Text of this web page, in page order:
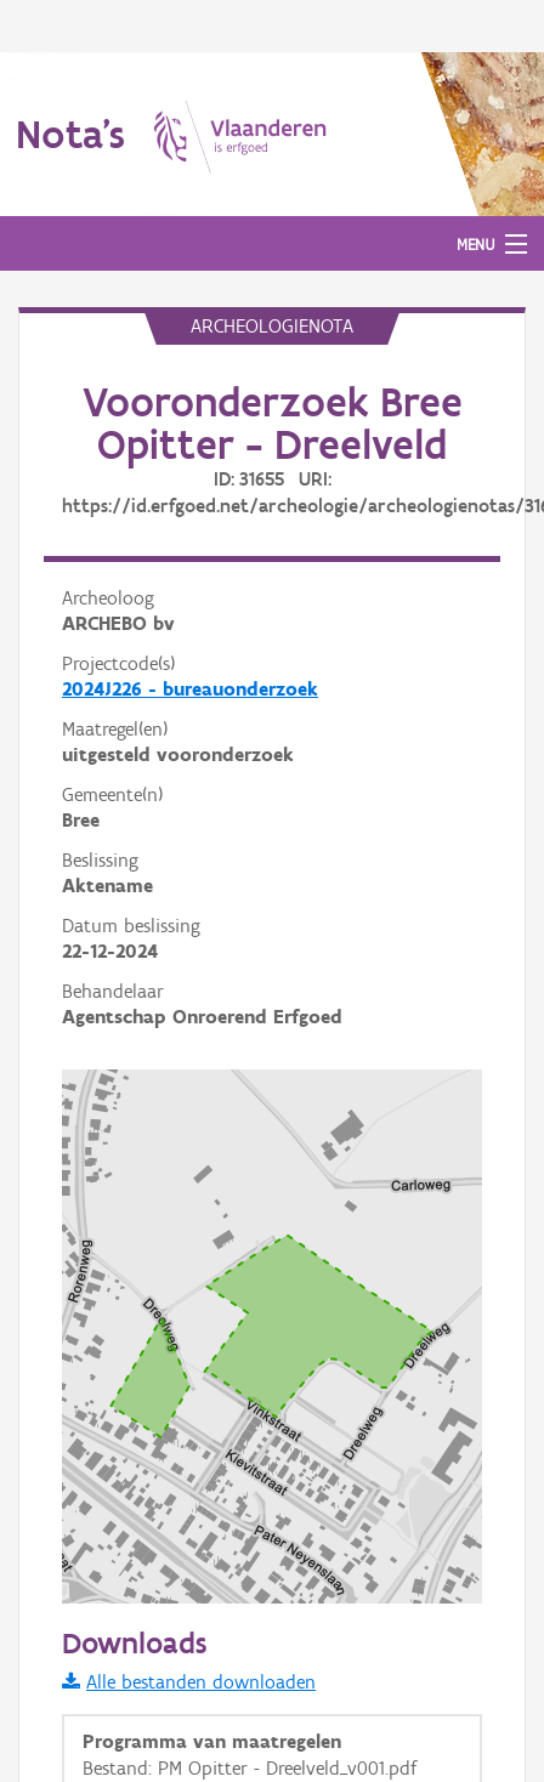
Nota's
MENU
Aanmelden
ARCHEOLOGIENOTA
Vooronderzoek Bree
Opitter - Dreelveld
ID: 31655 URI:
https://id.erfgoed.net/archeologie/archeologienotas/
Archeoloog
ARCHEBO bv
Projectcode(s)
2024J226 - bureauonderzoek
Maatregel(en)
uitgesteld vooronderzoek
Gemeente(n)
Bree
Beslissing
Aktename
Datum beslissing
22-12-2024
Behandelaar
Agentschap Onroerend Erfgoed
Informatie Vlaanderen
i
Downloads
Alle bestanden downloaden
Programma van maatregelen
Bestand: PM Opitter - Dreelveld_v001.pdf